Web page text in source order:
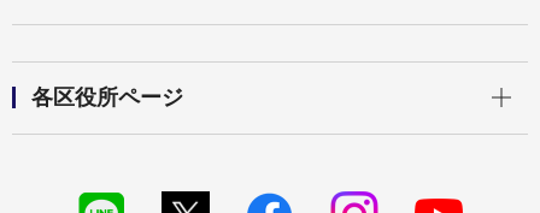
各区役所ページ